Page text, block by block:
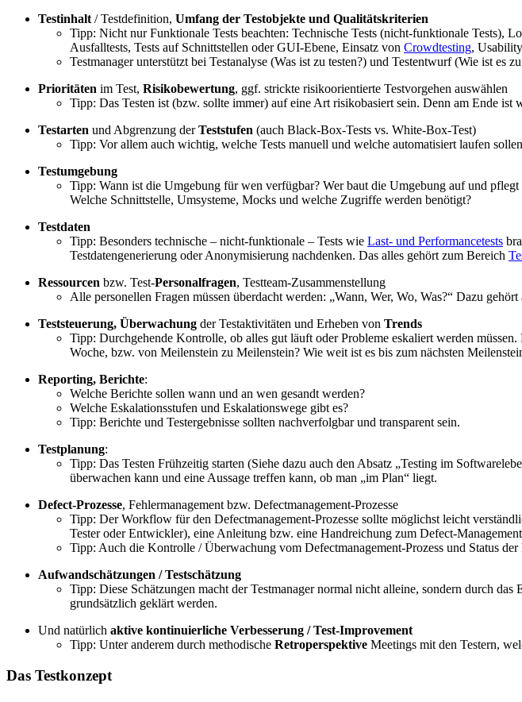
Testinhalt / Testdefinition, Umfang der Testobjekte und Qualitätskriterien
Tipp: Nicht nur Funktionale Tests beachten: Technische Tests (nicht-funktionale Tests),
Ausfalltests, Tests auf Schnittstellen oder GUI-Ebene, Einsatz von Crowdtesting,
Testmanager unterstützt bei Testanalyse (Was ist zu testen?) und Testentwurf (Wie ist es
Prioritäten im Test, Risikobewertung, ggf. strickte risikoorientierte Testvorgehen auswählen
Tipp: Das Testen ist (bzw. sollte immer) auf eine Art risikobasiert sein. Denn am Ende
Testarten und Abgrenzung derTeststufen (auch Black-Box-Tests vs. White-Box-Test)
Tipp: Vor allem auch wichtig, welche Tests manuell und welche automatisiert laufen
Testumgebung
Tipp: Wann ist die Umgebung für wen verfügbar? Wer baut die Umgebung auf und
Welche Schnittstelle, Umsysteme, Mocks und welche Zugriffe werden benötigt?
Testdaten
Tipp: Besonders technische – nicht-funktionale – Tests wie Last- und Performancetests
Testdatengenerierung oder Anonymisierung nachdenken. Das alles gehört zum Bereich
Ressourcen bzw. Test-Personalfragen, Testteam-Zusammenstellung
Alle personellen Fragen müssen überdacht werden: „Wann, Wer, Wo, Was?“ Dazu
Teststeuerung, Überwachung der Testaktivitäten und Erheben von Trends
Tipp: Durchgehende Kontrolle, ob alles gut läuft oder Probleme eskaliert werden
Woche, bzw. von Meilenstein zu Meilenstein? Wie weit ist es bis zum nächsten
Reporting, Berichte:
Welche Berichte sollen wann und an wen gesandt werden?
Welche Eskalationsstufen und Eskalationswege gibt es?
Tipp: Berichte und Testergebnisse sollten nachverfolgbar und transparent sein.
Testplanung:
Tipp: Das Testen Frühzeitig starten (Siehe dazu auch den Absatz „Testing im
überwachen kann und eine Aussage treffen kann, ob man „im Plan“ liegt.
Defect-Prozesse, Fehlermanagement bzw. Defectmanagement-Prozesse
Tipp: Der Workflow für den Defectmanagement-Prozesse sollte möglichst leicht
Tester oder Entwickler), eine Anleitung bzw. eine Handreichung zum Defect-
Tipp: Auch die Kontrolle / Überwachung vom Defectmanagement-Prozess und Status
Aufwandschätzungen / Testschätzung
Tipp: Diese Schätzungen macht der Testmanager normal nicht alleine, sondern durch
grundsätzlich geklärt werden.
Und natürlich aktive kontinuierliche Verbesserung / Test-Improvement
Tipp: Unter anderem durch methodische Retroperspektive Meetings mit den Testern,
Das Testkonzept